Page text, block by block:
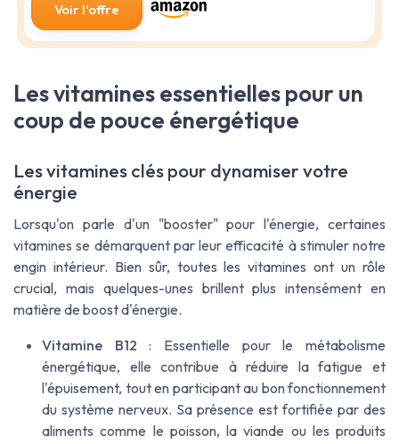
Voir l'offre
Les vitamines essentielles pour un
coup de pouce énergétique
Les vitamines clés pour dynamiser votre
énergie
Lorsqu'on parle d'un "booster" pour l'énergie, certaines
vitamines se démarquent par leur efficacité à stimuler notre
engin intérieur. Bien sûr, toutes les vitamines ont un rôle
crucial, mais quelques-unes brillent plus intensément en
matière de boost d'énergie.
Vitamine B12 : Essentielle pour le métabolisme
énergétique, elle contribue à réduire la fatigue et
l'épuisement, tout en participant au bon fonctionnement
du système nerveux. Sa présence est fortifiée par des
aliments comme le poisson, la viande ou les produits